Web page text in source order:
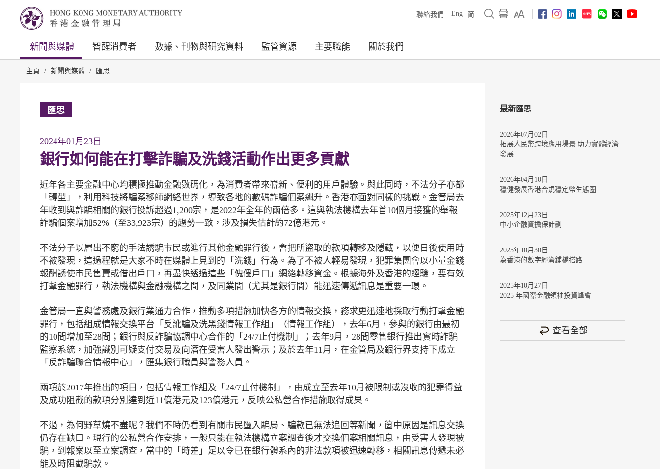
聯絡我們 Eng 简
新聞與媒體 智醒消費者 數據、刊物與研究資料 監管資源 主要職能 關於我們
主頁 / 新聞與媒體 / 匯思
匯思
2024年01月23日
銀行如何能在打擊詐騙及洗錢活動作出更多貢獻
近年各主要金融中心均積極推動金融數碼化，為消費者帶來嶄新、便利的用戶體驗。與此同時，不法分子亦都
「轉型」，利用科技將騙案移師網絡世界，導致各地的數碼詐騙個案飆升。香港亦面對同樣的挑戰。金管局去
年收到與詐騙相關的銀行投訴超過1,200宗，是2022年全年的兩倍多。這與執法機構去年首10個月接獲的舉報
詐騙個案增加52%（至33,923宗）的趨勢一致，涉及損失估計約72億港元。
不法分子以層出不窮的手法誘騙市民或進行其他金融罪行後，會把所盜取的款項轉移及隱藏，以便日後使用時
不被發現，這過程就是大家不時在媒體上見到的「洗錢」行為。為了不被人輕易發現，犯罪集團會以小量金錢
報酬誘使市民售賣或借出戶口，再盡快透過這些「傀儡戶口」網絡轉移資金。根據海外及香港的經驗，要有效
打擊金融罪行，執法機構與金融機構之間，及同業間（尤其是銀行間）能迅速傳遞訊息是重要一環。
金管局一直與警務處及銀行業通力合作，推動多項措施加快各方的情報交換，務求更迅速地採取行動打擊金融
罪行，包括組成情報交換平台「反訛騙及洗黑錢情報工作組」（情報工作組），去年6月，參與的銀行由最初
的10間增加至28間；銀行與反詐騙協調中心合作的「24/7止付機制」；去年9月，28間零售銀行推出實時詐騙
監察系統，加強識別可疑支付交易及向潛在受害人發出警示；及於去年11月，在金管局及銀行界支持下成立
「反詐騙聯合情報中心」，匯集銀行職員與警務人員。
兩項於2017年推出的項目，包括情報工作組及「24/7止付機制」，由成立至去年10月被限制或沒收的犯罪得益
及成功阻截的款項分別達到近11億港元及123億港元，反映公私營合作措施取得成果。
不過，為何野草燒不盡呢？我們不時仍看到有關市民墮入騙局、騙款已無法追回等新聞，箇中原因是訊息交換
仍存在缺口。現行的公私營合作安排，一般只能在執法機構立案調查後才交換個案相關訊息，由受害人發現被
騙，到報案以至立案調查，當中的「時差」足以令已在銀行體系內的非法款項被迅速轉移，相關訊息傳遞未必
能及時阻截騙款。
最新匯思
2026年07月02日
拓展人民幣跨境應用場景 助力實體經濟
發展
2026年04月10日
穩健發展香港合規穩定幣生態圈
2025年12月23日
中小企融資擔保計劃
2025年10月30日
為香港的數字經濟鋪橋搭路
2025年10月27日
2025 年國際金融領袖投資峰會
查看全部